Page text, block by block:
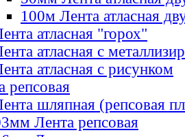
100м Лента атласная
атласная "горох"
атласная с
атласная с рисунком
репсовая
шляпная (репсовая
Лента репсовая